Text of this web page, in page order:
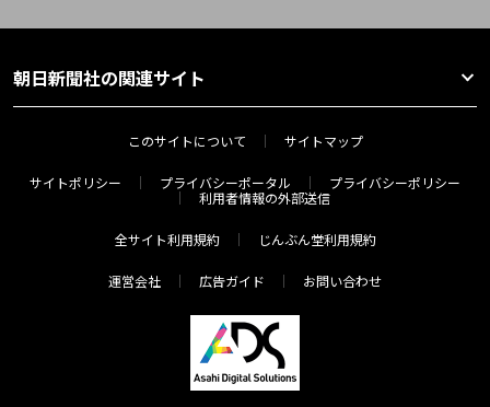
朝日新聞社の関連サイト
このサイトについて サイトマップ
サイトポリシー プライバシーポータル
プライバシーポリシー
利用者情報の外部送信
全サイト利用規約 じんぶん堂利用規約
運営会社 広告ガイド お問い合わせ